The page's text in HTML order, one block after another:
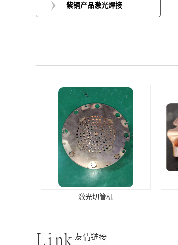
紫铜产品激光焊接
激光切管机